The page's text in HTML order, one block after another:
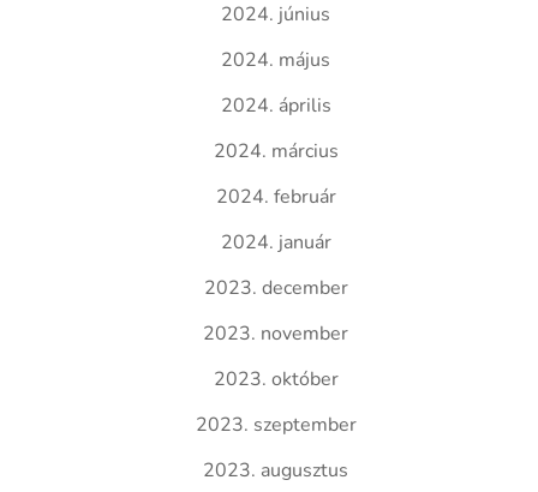
2024. június
2024. május
2024. április
2024. március
2024. február
2024. január
2023. december
2023. november
2023. október
2023. szeptember
2023. augusztus